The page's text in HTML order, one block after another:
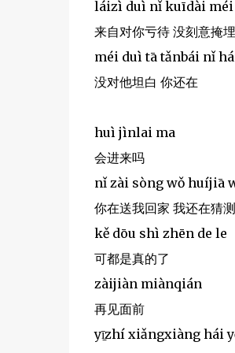
láizì duì nǐ kuīdài
来自对你亏待 没刻意掩埋
méi duì tā tǎnbái nǐ
没对他坦白 你还在
huì jìnlai ma
会进来吗
nǐ zài sòng wǒ huíjiā
你在送我回家 我还在猜测
kě dōu shì zhēn de le
可都是真的了
zàijiàn miànqián
再见面前
yī̠zhí xiǎngxiàng hái